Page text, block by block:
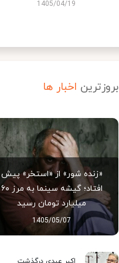
1405/04/19
بروزترین اخبار ها
«زنده شور» از «استخر» پیش
افتاد؛ گیشه سینما به مرز ۶۰
میلیارد تومان رسید
1405/05/07